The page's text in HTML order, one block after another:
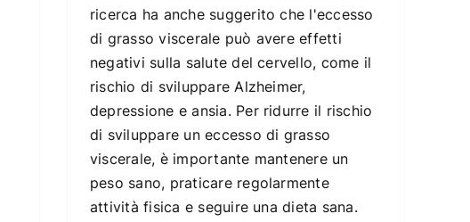
ricerca ha anche suggerito che l'eccesso
di grasso viscerale può avere effetti
negativi sulla salute del cervello, come il
rischio di sviluppare Alzheimer,
depressione e ansia. Per ridurre il rischio
di sviluppare un eccesso di grasso
viscerale, è importante mantenere un
peso sano, praticare regolarmente
attività fisica e seguire una dieta sana.